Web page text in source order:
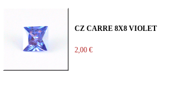
CZ CARRE 8X8 VIOLET
2,00 €